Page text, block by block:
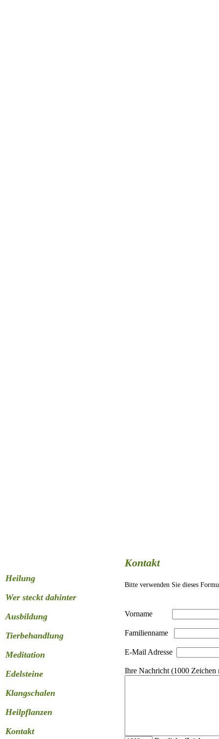
Heilung
Wer steckt dahinter
Ausbildung
Tierbehandlung
Meditation
Edelsteine
Klangschalen
Heilpflanzen
Kontakt
Kontakt
Bitte verwenden Sie dieses
Vorname
Familienname
E-Mail Adresse
Ihre Nachricht (1000 Zeichen